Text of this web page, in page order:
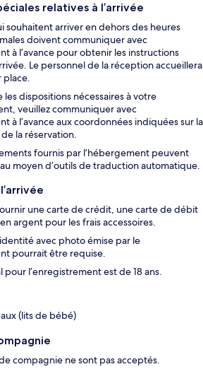
relatives à l’arrivée
souhaitent arriver en dehors des heures
doivent communiquer avec
à l’avance pour obtenir les instructions
Le personnel de la réception accueillera
place.
les dispositions nécessaires à votre
veuillez communiquer avec
à l’avance aux coordonnées indiquées sur la
la réservation.
fournis par l’hébergement peuvent
moyen d’outils de traduction automatique.
une carte de crédit, une carte de débit
argent pour les frais accessoires.
avec photo émise par le
pourrait être requise.
pour l’enregistrement est de 18 ans.
(lits de bébé)
compagnie ne sont pas acceptés.